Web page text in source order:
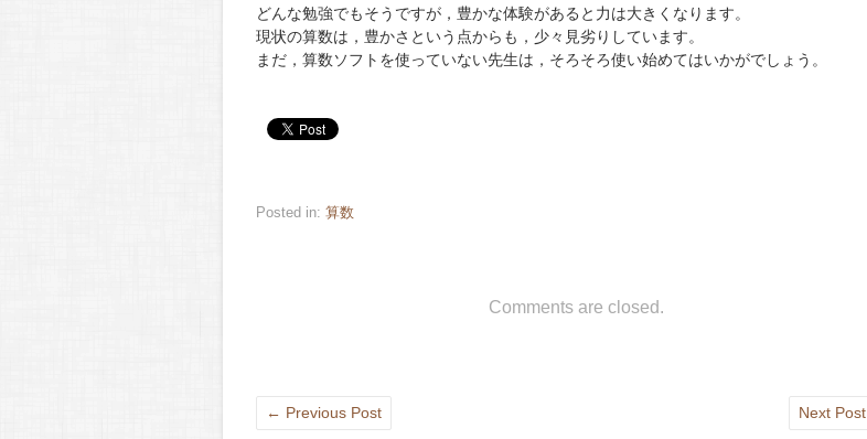
どんな勉強でもそうですが，豊かな体験があると力は大きくなります。
現状の算数は，豊かさという点からも，少々見劣りしています。
まだ，算数ソフトを使っていない先生は，そろそろ使い始めてはいかがでしょう。
Posted in: 算数
Comments are closed.
← Previous Post Next Post